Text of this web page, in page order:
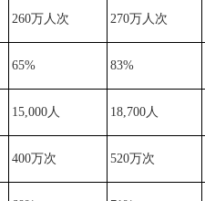
260万人次 270万人次
65% 83%
15,000人 18,700人
400万次 520万次